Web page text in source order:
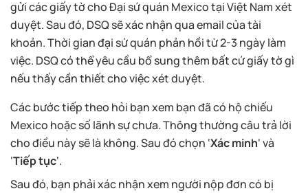
gửi các giấy tờ cho Đại sứ quán Mexico tại Việt Nam xét
duyệt. Sau đó, DSQ sẽ xác nhận qua email của tài
khoản. Thời gian đại sứ quán phản hồi từ 2-3 ngày làm
việc. DSQ có thể yêu cầu bổ sung thêm bất cứ giấy tờ gì
nếu thấy cần thiết cho việc xét duyệt.
Các bước tiếp theo hỏi bạn xem bạn đã có hộ chiếu
Mexico hoặc số lãnh sự chưa. Thông thường câu trả lời
cho điều này sẽ là không. Sau đó chọn ‘Xác minh‘ và
‘Tiếp tục‘.
Sau đó, bạn phải xác nhận xem người nộp đơn có bị